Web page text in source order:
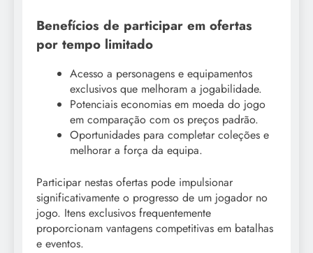
Benefícios de participar em ofertas
por tempo limitado
Acesso a personagens e equipamentos
exclusivos que melhoram a jogabilidade.
Potenciais economias em moeda do jogo
em comparação com os preços padrão.
Oportunidades para completar coleções e
melhorar a força da equipa.
Participar nestas ofertas pode impulsionar
significativamente o progresso de um jogador no
jogo. Itens exclusivos frequentemente
proporcionam vantagens competitivas em batalhas
e eventos.